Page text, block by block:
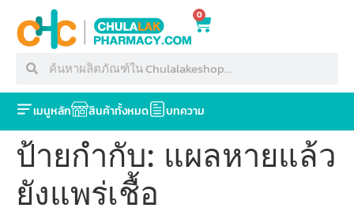
0
เมนูหลัก สินค้าทั้งหมด บทความ
ป้ายกำกับ: แผลหายแล้ว
ยังแพร่เชื้อ